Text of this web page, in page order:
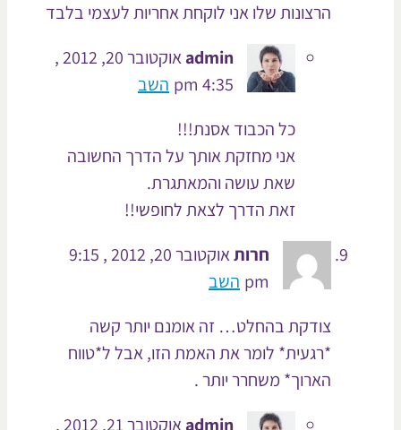
הרצונות שלו אני לוקחת אחריות לעצמי בלבד
admin
אוקטובר 20, 2012 ,
4:35 pm
השב
כל הכבוד אסנת!!!
אני מחזקת אותך על הדרך החשובה
שאת עושה והמאתגרת.
זאת הדרך לצאת לחופשי!!
חרות
אוקטובר 20, 2012 , 9:15
pm
השב
צודקת בהחלט… זה אומנם יותר קשה
*רגעית* לומר את האמת הזו, אבל ל*טווח
הארוך* משחרר יותר .
admin
אוקטובר 21, 2012 ,